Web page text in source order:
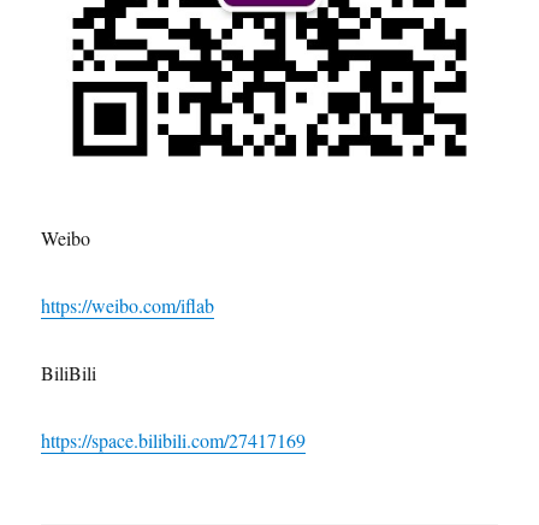
Weibo
https://weibo.com/iflab
BiliBili
https://space.bilibili.com/27417169